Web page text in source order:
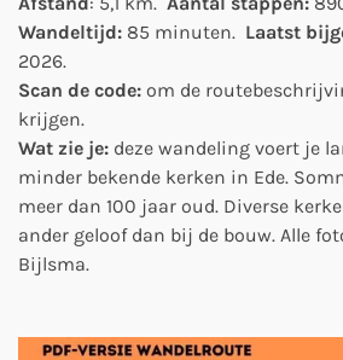
Wandeltijd: 85 minuten. Laatst
2026.
Scan de code: om de
krijgen.
Wat zie je: deze wandeling voert je
minder bekende kerken in Ede.
meer dan 100 jaar oud. Diverse
ander geloof dan bij de bouw. Alle
Bijlsma.